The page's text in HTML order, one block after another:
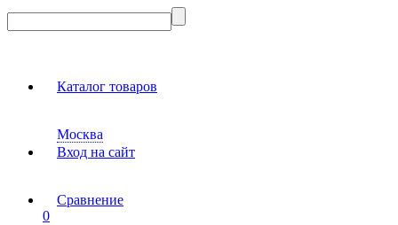
Каталог товаров
Москва
Вход на сайт
Сравнение
0